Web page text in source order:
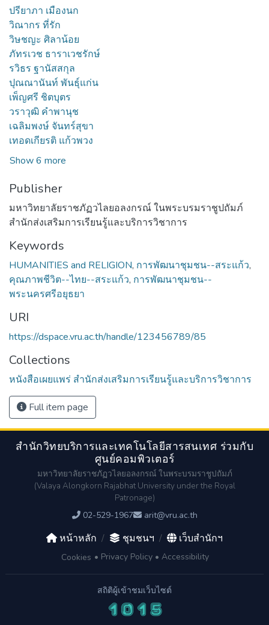
ปรียาภา เมืองนก
วิณากร ที่รัก
วิษชญะ ศิลาน้อย
ภัทรเวช ธาราเวชรักษ์
รวิธร ฐานัสสกุล
ปุณณานันท์ พันธุ์แก่น
เพ็ญศรี ชิตบุตร
วราวุฒิ คำพานุช
เฉลิมพงษ์ จันทร์สุขา
เทอดเกียรติ แก้วพวง
Show 6 more
Publisher
มหาวิทยาลัยราชภัฏวไลยอลงกรณ์ ในพระบรมราชูปถัมภ์
สำนักส่งเสริมการเรียนรู้และบริการวิชาการ
Keywords
HUMANITIES and RELIGION, การพัฒนาชุมชน--สระแก้ว,
คุณภาพชีวิต--ไทย--สระแก้ว, การพัฒนาชุมชน--
พระนครศรีอยุธยา
URI
https://dspace.vru.ac.th/handle/123456789/85
Collections
หนังสือเผยแพร่ สำนักส่งเสริมการเรียนรู้และบริการวิชาการ
Full item page
สำนักวิทยบริการและเทคโนโลยีสารสนเทศ ร่วมกับ
ศูนย์คอมพิวเตอร์
มหาวิทยาลัยราชภัฏวไลยอลงกรณ์ ในพระบรมราชูปถัมภ์
(Valaya Alongkorn Rajabhat University under the Royal
Patronage)
02-529-1967
arit@vru.ac.th
หน้าหลัก / ชุมชนฯ / เว็บสำนักฯ
Cookies • Privacy Policy • Accessibility
สถิติผู้เข้าชมเว็บไซต์